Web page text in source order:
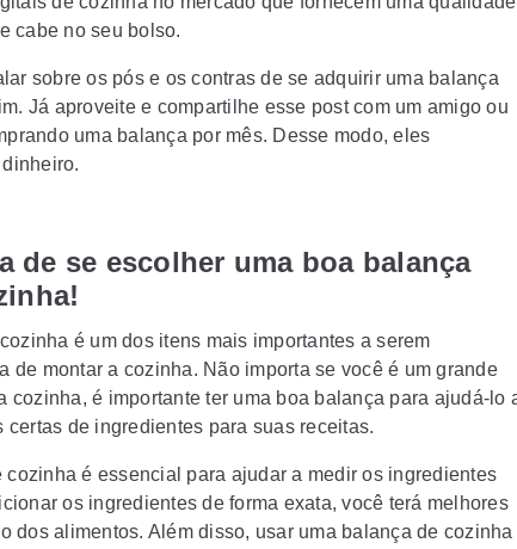
cabe no seu bolso.
sobre os pós e os contras de se adquirir uma balança
Já aproveite e compartilhe esse post com um amigo ou
uma balança por mês. Desse modo, eles
de se escolher uma boa balança
é um dos itens mais importantes a serem
de montar a cozinha. Não importa se você é um grande
cozinha, é importante ter uma boa balança para ajudá-lo
certas de ingredientes para suas receitas.
cozinha é essencial para ajudar a medir os ingredientes
os ingredientes de forma exata, você terá melhores
dos alimentos. Além disso, usar uma balança de cozinha